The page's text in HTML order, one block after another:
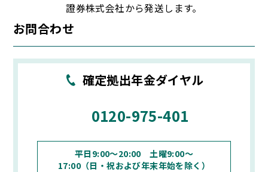
證券株式会社から発送します。
お問合わせ
確定拠出年金ダイヤル
平日9:00～20:00 土曜9:00～
17:00（日・祝および年末年始を除く）
0120-975-401